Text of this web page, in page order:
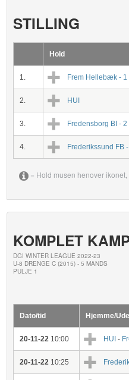
STILLING
Hold
1. Frem Hellebæk - 1
2. HUI
3. Fredensborg BI - 2
4. Frederikssund FB
= Hold musen henover
KOMPLET
DGI WINTER LEAGUE 2022-23
U-8 DRENGE C (2015) - 5 MANDS
PULJE 1
Dato/tid Hjemme/Ude
20-11-22 10:00 HUI -
20-11-22 10:25